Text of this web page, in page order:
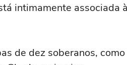
intimamente associada
de dez soberanos,